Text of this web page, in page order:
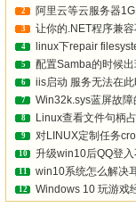
2 阿里云等云服务器
3 让你的.NET程序兼
4 linux下repair
5 配置Samba的时候
6 iis启动 服务无法在
7 Win32k.sys蓝屏故障
8 Linux查看文件句柄
9 对LINUX定制任务
10 升级win10后QQ登
11 win10系统怎么解决
12 Windows 10 玩游戏